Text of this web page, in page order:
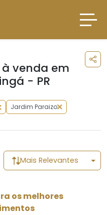
à venda em
- PR
Jardim Paraizo
Mais Relevantes
os melhores